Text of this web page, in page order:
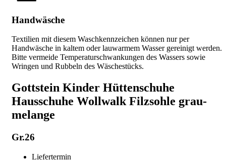
Handwäsche
Textilien mit diesem Waschkennzeichen können nur per
Handwäsche in kaltem oder lauwarmem Wasser gereinigt werden.
Bitte vermeide Temperaturschwankungen des Wassers sowie
Wringen und Rubbeln des Wäschestücks.
Gottstein Kinder Hüttenschuhe
Hausschuhe Wollwalk Filzsohle grau-
melange
Gr.26
Liefertermin